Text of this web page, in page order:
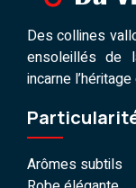
Des collines
ensoleillés de
incarne
Arômes subtils